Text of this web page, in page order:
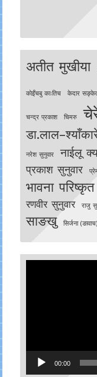
अतीत मुखीया
काेइँचबु काःतिच केदार
चन्द्र प्रकाश चिमरु
नरेश सुनुवार नाईलू
प्रकाश सुनुवार
भावना परिष्कृत
रणवीर सुनुवार राजु
साङखु सिर्जना
00:00